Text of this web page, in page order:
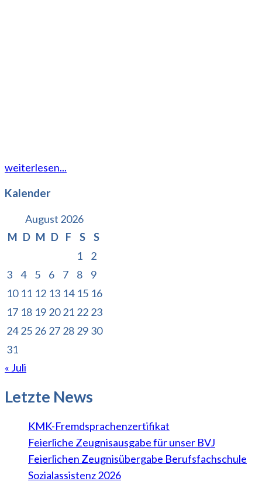
weiterlesen...
Kalender
August 2026
M D M D F S
S
1
2
3
4 5 6 7 8
9
10 11 12 13 14 15 16
17 18 19 20 21 22 23
24 25 26 27 28 29 30
31
« Juli
Letzte News
KMK-Fremdsprachenzertifikat
Feierliche Zeugnisausgabe für unser BVJ
Feierlichen Zeugnisübergabe Berufsfachschule
Sozialassistenz 2026